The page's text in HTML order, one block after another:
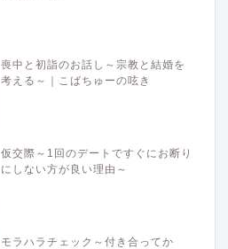
喪中と初詣のお話し～宗教と結婚を
考える～｜こばちゅーの呟き
仮交際～1回のデートですぐにお断り
にしない方が良い理由～
モラハラチェック～付き合ってか